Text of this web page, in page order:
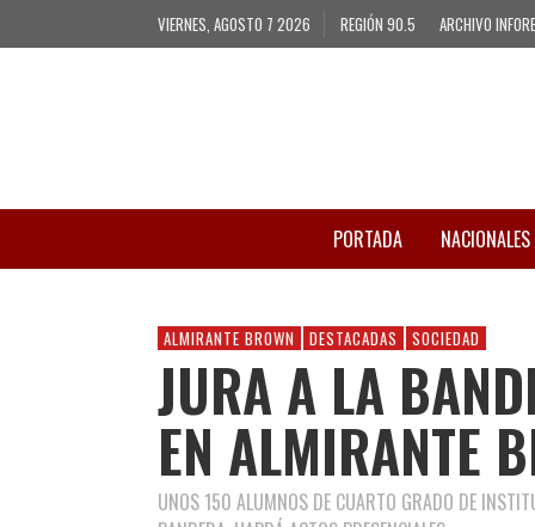
VIERNES, AGOSTO 7 2026 REGIÓN 90.5 ARCHIVO
PORTADA NACIONALES
ALMIRANTE BROWN DESTACADAS SOCIEDAD
JURA A LA
EN ALMIRANTE
UNOS 150 ALUMNOS DE CUARTO GRADO DE